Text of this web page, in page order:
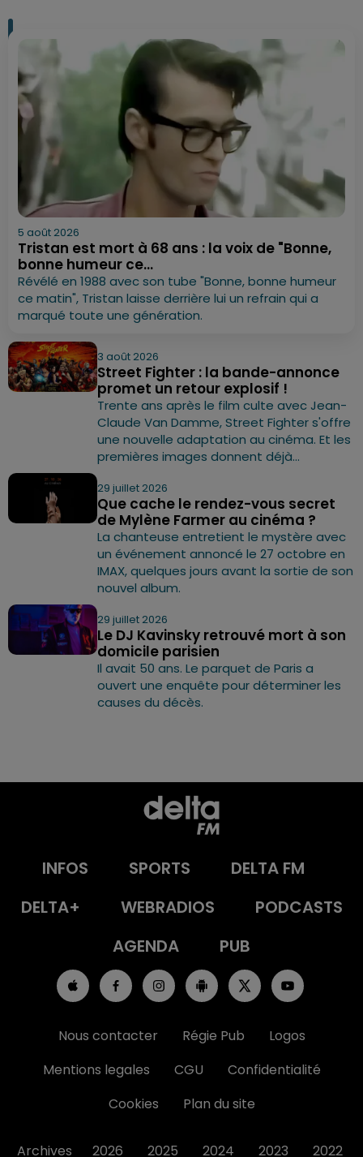
5 août 2026
Tristan est mort à 68 ans : la voix de "Bonne,
bonne humeur ce...
Révélé en 1988 avec son tube "Bonne, bonne humeur
ce matin", Tristan laisse derrière lui un refrain qui a
marqué toute une génération.
3 août 2026
Street Fighter : la bande-annonce
promet un retour explosif !
Trente ans après le film culte avec Jean-
Claude Van Damme, Street Fighter s'offre
une nouvelle adaptation au cinéma. Et les
premières images donnent déjà...
29 juillet 2026
Que cache le rendez-vous secret
de Mylène Farmer au cinéma ?
La chanteuse entretient le mystère avec
un événement annoncé le 27 octobre en
IMAX, quelques jours avant la sortie de son
nouvel album.
29 juillet 2026
Le DJ Kavinsky retrouvé mort à son
domicile parisien
Il avait 50 ans. Le parquet de Paris a
ouvert une enquête pour déterminer les
causes du décès.
INFOS SPORTS
DELTA FM
DELTA+
WEBRADIOS
PODCASTS
AGENDA
PUB
Nous contacter Régie Pub
Logos
Mentions legales
CGU
Confidentialité
Cookies
Plan du site
Archives 2026 2025 2024 2023 2022